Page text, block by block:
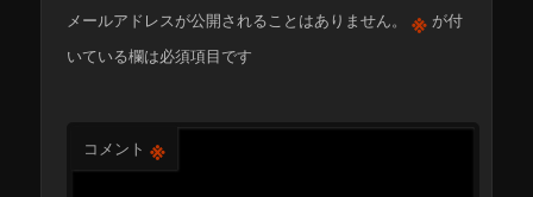
メールアドレスが公開されることはありません。 ※ が付
いている欄は必須項目です
コメント ※